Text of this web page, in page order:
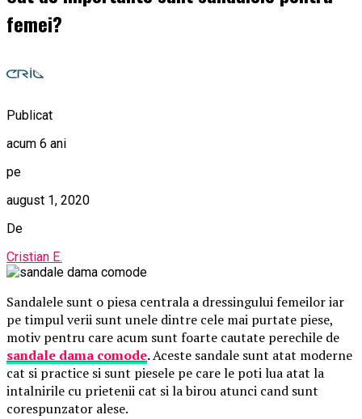
femei?
Publicat
acum 6 ani
pe
august 1, 2020
De
Cristian E.
Sandalele sunt o piesa centrala a dressingului femeilor iar
pe timpul verii sunt unele dintre cele mai purtate piese,
motiv pentru care acum sunt foarte cautate perechile de
sandale dama comode.Aceste sandale sunt atat moderne
cat si practice si sunt piesele pe care le poti lua atat la
intalnirile cu prietenii cat si la birou atunci cand sunt
corespunzator alese.